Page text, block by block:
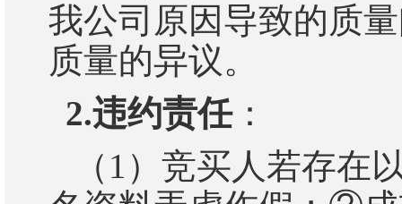
我公司原因导致的质
质量的异议。
2.违约责任：
（ 1 ） 竞买人若存在